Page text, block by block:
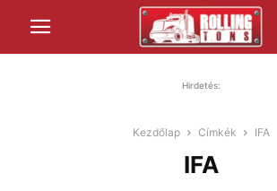
Hirdetés:
Kezdőlap Címkék IFA
IFA